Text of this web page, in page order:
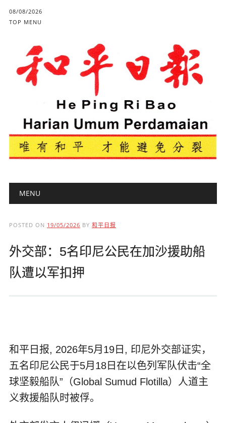
08/08/2026
TOP MENU
Main menu
MENU
POSTED ON 19/05/2026 BY 和平日报
外交部：5名印尼公民在加沙援助船
队遭以军扣押
和平日报, 2026年5月19日, 印尼外交部证实，
五名印尼公民于5月18日在以色列军队伏击“全
球坚毅船队”（Global Sumud Flotilla）人道主
义救援船队时被俘。